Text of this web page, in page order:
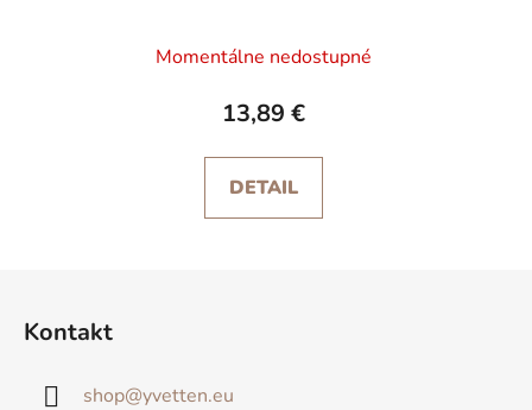
Momentálne nedostupné
13,89 €
DETAIL
Kontakt
shop@yvetten.eu